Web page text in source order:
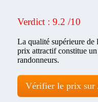
Verdict : 9.2 /10
La qualité supérieure de
prix attractif constitue
randonneurs.
Vérifier le prix sur